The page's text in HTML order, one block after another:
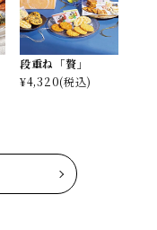
段重ね「贅」
¥4,320(税込)